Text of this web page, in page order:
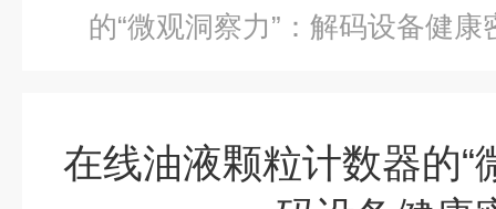
的“微观洞察力”：解码设备健康
在线油液颗粒计数器的“